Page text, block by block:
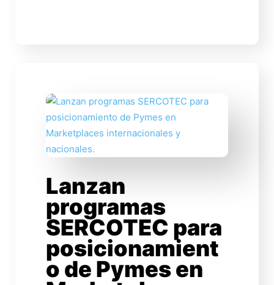
Lanzan
programas
SERCOTEC para
posicionamient
o de Pymes en